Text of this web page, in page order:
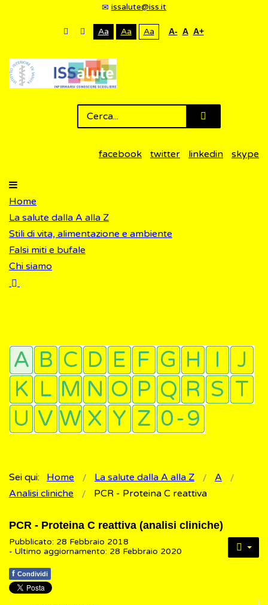
issalute@iss.it
Aa Aa Aa A- A A+
facebook twitter linkedin skype
Home
La salute dalla A alla Z
Stili di vita, alimentazione e ambiente
Falsi miti e bufale
Chi siamo
Sei qui: Home La salute dalla A alla Z
A
Analisi cliniche
PCR - Proteina C reattiva
PCR - Proteina C reattiva (analisi cliniche)
Pubblicato: 28 Febbraio 2018
- Ultimo aggiornamento: 28 Febbraio 2020
f Condividi